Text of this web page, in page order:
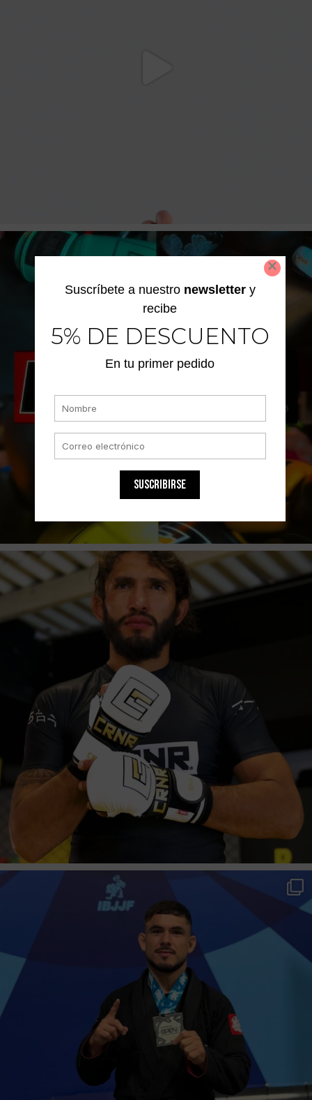
Suscríbete a nuestro newslettery
recibe
5% DE DESCUENTO
En tu primer pedido
SUSCRIBIRSE